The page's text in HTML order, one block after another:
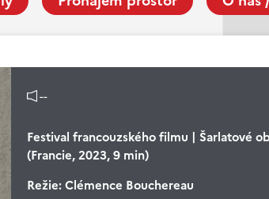
--
Festival francouzského filmu | Šarlatové
(Francie, 2023, 9 min)
Režie:Clémence Bouchereau